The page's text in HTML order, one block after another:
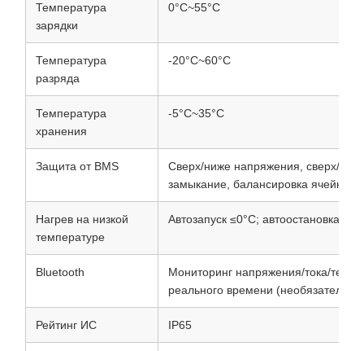
Температура
зарядки
0°C~55°C
Температура
разряда
-20°C~60°C
Температура
хранения
-5°C~35°C
Защита от BMS
Сверх/ниже напряжения, сверх/
замыкание, балансировка ячейки
Нагрев на низкой
температуре
Автозапуск ≤0°C; автоостановка
Bluetooth
Мониторинг напряжения/тока/
реального времени (необязательно)
Рейтинг ИС IP65